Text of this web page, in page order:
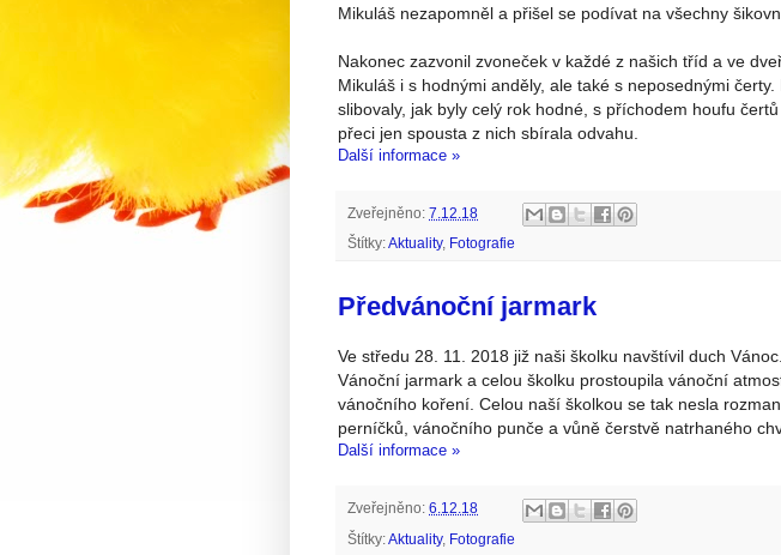
Mikuláš nezapomněl a přišel se podívat na všechny
Nakonec zazvonil zvoneček v každé z našich tříd a ve
Mikuláš i s hodnými anděly, ale také s neposednými
slibovaly, jak byly celý rok hodné, s příchodem houfu
přeci jen spousta z nich sbírala odvahu.
Další informace »
Zveřejněno: 7.12.18
Štítky:Aktuality, Fotografie
Předvánoční jarmark
Ve středu 28. 11. 2018 již naši školku navštívil duch
Vánoční jarmark a celou školku prostoupila vánoční
vánočního koření. Celou naší školkou se tak nesla
perníčků, vánočního punče a vůně čerstvě natrhaného
Další informace »
Zveřejněno: 6.12.18
Štítky:Aktuality, Fotografie